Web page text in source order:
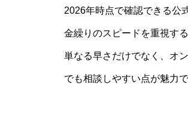
2026年時点で確認できる公
金繰りのスピードを重視す
単なる早さだけでなく、オ
でも相談しやすい点が魅力で